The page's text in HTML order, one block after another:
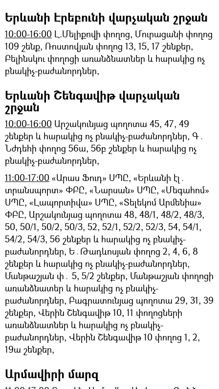
Երևանի Էրեբունի վարչական շրջան
10:00-16:00 Լ.Մելիքովի փողոց, Մուրացանի փողոց
109 շենք, Ռոստովյան փողոց 13, 15, 17 շենքեր,
Բելինսկու փողոցի առանձնատներ և հարակից ոչ
բնակիչ-բաժանորդներ,
Երևանի Շենգավիթ վարչական
շրջան
10:00-16:00 Արշակունյաց պողոտա 45, 47, 49
շենքեր և հարակից ոչ բնակիչ-բաժանորդներ, Գ․
Նժդեհի փողոց 56ա, 56բ շենքեր և հարակից ոչ
բնակիչ-բաժանորդներ,
11:00-17:00 «Արաս Ֆուդ» ՍՊԸ, «Երևանի էլ․
տրանսպորտ» ՓԲԸ, «Նարսան» ՍՊԸ, «Մեգահոմ»
ՍՊԸ, «Լապորտիվա» ՍՊԸ, «Տելեկոմ Արմենիա»
ՓԲԸ, Արշակունյաց պողոտա 48, 48/1, 48/2, 48/3,
50, 50/1, 50/2, 50/3, 52, 52/1, 52/2, 52/3, 54, 54/1,
54/2, 54/3, 56 շենքեր և հարակից ոչ բնակիչ-
բաժանորդներ, Ե․Թադևոսյան փողոց 2, 4, 6, 8
շենքեր և հարակից ոչ բնակիչ-բաժանորդներ,
Մանթաշյան փ․ 5, 5/2 շենքեր, Մանթաշյան փողոցի
առանձնատեր և հարակից ոչ բնակիչ-
բաժանորդներ, Բագրատունյաց պողոտա 29, 31, 39
շենքեր, Վերին Շենգավիթ 10, 11 փողոցների
առանձնատներ և հարակից ոչ բնակիչ-
բաժանորդներ, Վերին Շենգավիթ 10 փողոց 1, 2,
19ա շենքեր,
Արմավիրի մարզ